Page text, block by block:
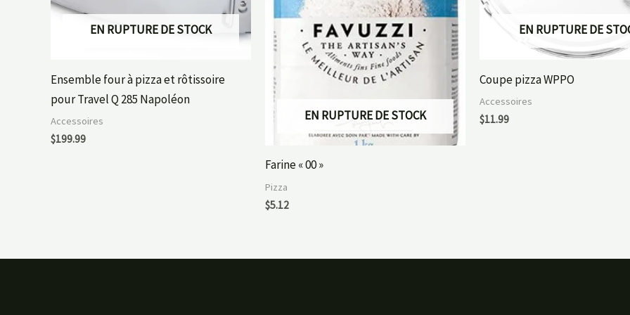
EN RUPTURE DE STOCK
Ensemble four à pizza et rôtissoire
pour Travel Q 285 Napoléon
Accessoires
$199.99
EN RUPTURE DE STOCK
Farine « 00 »
Pizza
$5.12
EN RUPTURE DE
Coupe pizza WPPO
Accessoires
$11.99